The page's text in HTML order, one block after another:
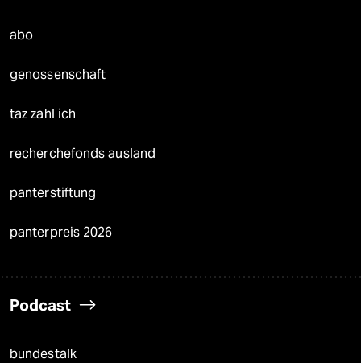
abo
genossenschaft
taz zahl ich
recherchefonds ausland
panterstiftung
panterpreis 2026
Podcast
bundestalk